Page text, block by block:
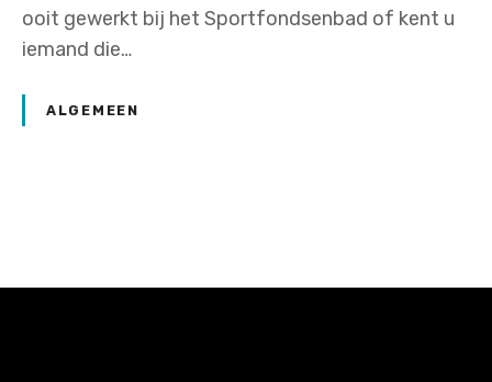
ooit gewerkt bij het Sportfondsenbad of kent u
iemand die…
ALGEMEEN
o